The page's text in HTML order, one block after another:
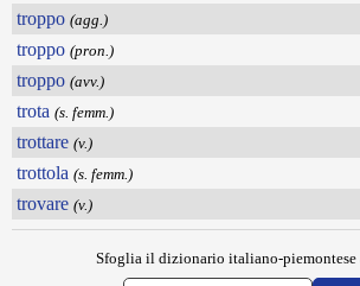
troppo (agg.)
troppo (pron.)
troppo (avv.)
trota (s. femm.)
trottare (v.)
trottola (s. femm.)
trovare (v.)
Sfoglia il dizionario italiano-piemontese